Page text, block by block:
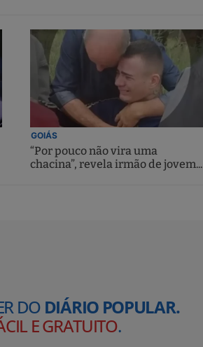
GOIÁS
“Por pouco não vira uma
chacina”, revela irmão de jovem...
DO DIÁRIO POPULAR.
E GRATUITO.